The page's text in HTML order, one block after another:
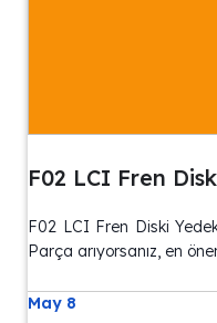
F02 LCI Fren
F02 LCI Fren Diski
Parça arıyorsanız, en
May 8